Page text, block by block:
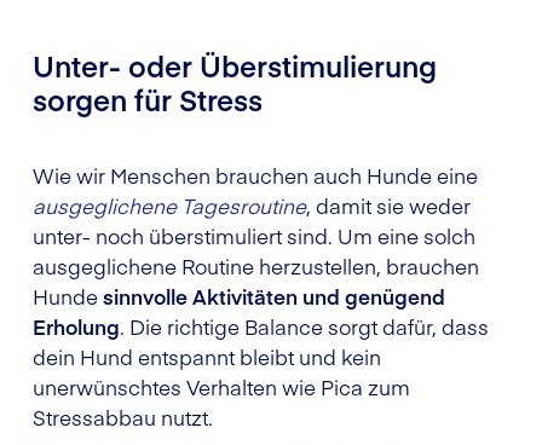
Unter- oder Überstimulierung
sorgen für Stress
Wie wir Menschen brauchen auch Hunde eine
ausgeglichene Tagesroutine, damit sie weder
unter- noch überstimuliert sind. Um eine solch
ausgeglichene Routine herzustellen, brauchen
Hundesinnvolle Aktivitäten und genügend
Erholung. Die richtige Balance sorgt dafür, dass
dein Hund entspannt bleibt und kein
unerwünschtes Verhalten wie Pica zum
Stressabbau nutzt.